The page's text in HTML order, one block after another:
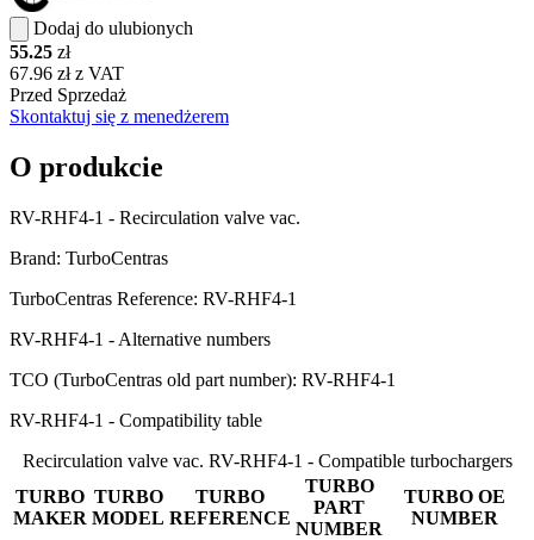
Dodaj do ulubionych
55.25 zł
67.96 zł z VAT
Przed Sprzedaż
Skontaktuj się z menedżerem
O produkcie
RV-RHF4-1 - Recirculation valve vac.
Brand: TurboCentras
TurboCentras Reference: RV-RHF4-1
RV-RHF4-1 - Alternative numbers
TCO (TurboCentras old part number): RV-RHF4-1
RV-RHF4-1 - Compatibility table
Recirculation valve vac. RV-RHF4-1 - Compatible turbochargers
TURBO
MAKER
TURBO
MODEL
TURBO
REFERENCE
TURBO
PART
NUMBER
TURBO OE
NUMBER